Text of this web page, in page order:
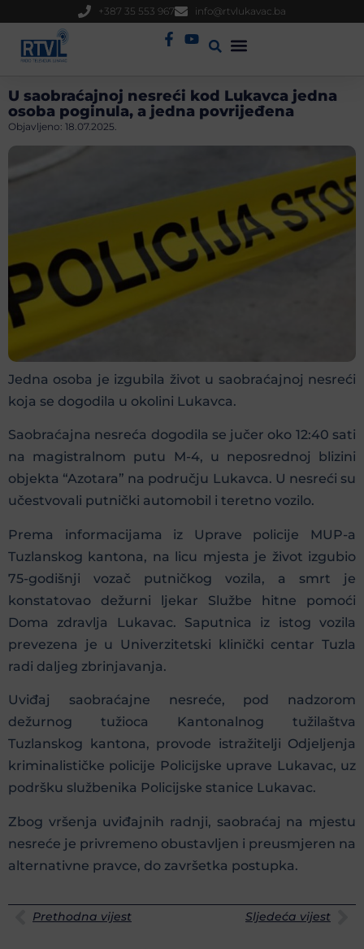
+387 35 553 967 info@rtvlukavac.ba
U saobraćajnoj nesreći kod Lukavca jedna
osoba poginula, a jedna povrijeđena
Objavljeno: 18.07.2025.
Jedna osoba je izgubila život u saobraćajnoj nesreći
koja se dogodila u okolini Lukavca.
Saobraćajna nesreća dogodila se jučer oko 12:40 sati
na magistralnom putu M-4, u neposrednoj blizini
objekta “Azotara” na području Lukavca. U nesreći su
učestvovali putnički automobil i teretno vozilo.
Prema informacijama iz Uprave policije MUP-a
Tuzlanskog kantona, na licu mjesta je život izgubio
75-godišnji vozač putničkog vozila, a smrt je
konstatovao dežurni ljekar Službe hitne pomoći
Doma zdravlja Lukavac. Saputnica iz istog vozila
prevezena je u Univerzitetski klinički centar Tuzla
radi daljeg zbrinjavanja.
Uviđaj saobraćajne nesreće, pod nadzorom
dežurnog tužioca Kantonalnog tužilaštva
Tuzlanskog kantona, provode istražitelji Odjeljenja
kriminalističke policije Policijske uprave Lukavac, uz
podršku službenika Policijske stanice Lukavac.
Zbog vršenja uviđajnih radnji, saobraćaj na mjestu
nesreće je privremeno obustavljen i preusmjeren na
alternativne pravce, do završetka postupka.
Prethodna vijest Sljedeća vijest